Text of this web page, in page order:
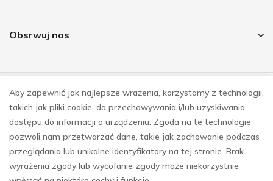
Obsrwuj nas
© COPYRIGHT 2023
REALIZACJAE-SKLEPY INVESTNET
Aby zapewnić jak najlepsze wrażenia, korzystamy z technologii,
takich jak pliki cookie, do przechowywania i/lub uzyskiwania
dostępu do informacji o urządzeniu. Zgoda na te technologie
pozwoli nam przetwarzać dane, takie jak zachowanie podczas
przeglądania lub unikalne identyfikatory na tej stronie. Brak
wyrażenia zgody lub wycofanie zgody może niekorzystnie